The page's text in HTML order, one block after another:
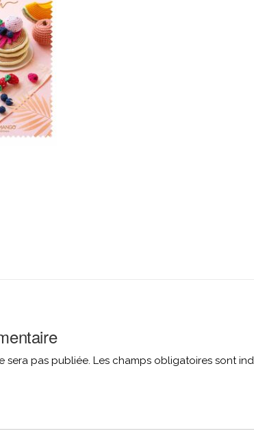
sera pas publiée. Les champs obligatoires sont